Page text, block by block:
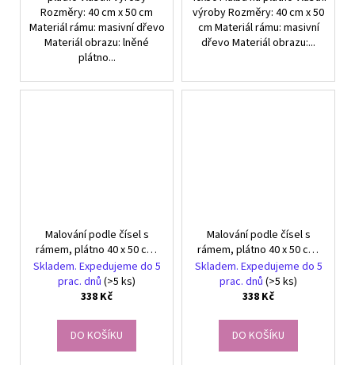
Rozměry: 40 cm x 50 cm
Materiál rámu: masivní dřevo
Materiál obrazu: lněné
plátno...
výroby Rozměry: 40 cm x 50
cm Materiál rámu: masivní
dřevo Materiál obrazu:...
Malování podle čísel s
rámem, plátno 40 x 50 cm,
Barevné kotě
Skladem. Expedujeme do 5
prac. dnů (>5 ks)
338 Kč
DO KOŠÍKU
Malování podle čísel s
rámem, plátno 40 x 50 cm,
Barevné srdce na pláži
Skladem. Expedujeme do 5
prac. dnů (>5 ks)
338 Kč
DO KOŠÍKU